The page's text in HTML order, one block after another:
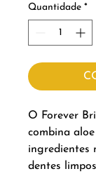
Quantidade *
O Forever
combina
ingredientes
dentes